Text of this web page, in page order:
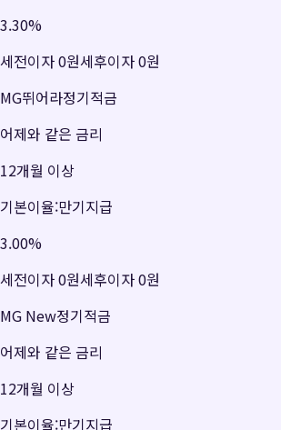
3.30%
세전이자0원세후이자0원
MG뛰어라정기적금
어제와 같은 금리
12개월 이상
기본이율:만기지급
3.00%
세전이자0원세후이자0원
MG New정기적금
어제와 같은 금리
12개월 이상
기본이율:만기지급